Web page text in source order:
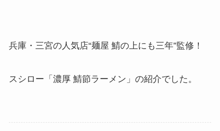
兵庫・三宮の人気店“麺屋 鯖の上にも三年”監修！
スシロー「濃厚 鯖節ラーメン」の紹介でした。